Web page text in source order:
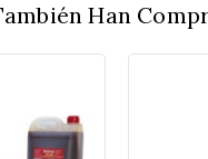
Han